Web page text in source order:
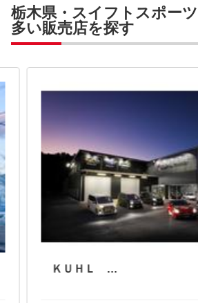
栃木県・スイフトスポー
多い販売店を探す
ＫＵＨＬ 栃木